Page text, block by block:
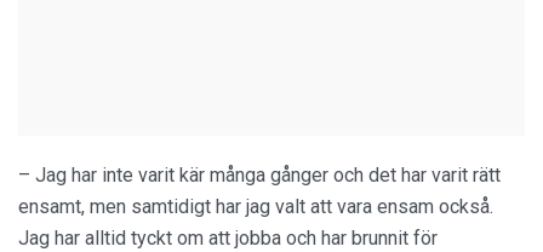
– Jag har inte varit kär många gånger och det har varit rätt
ensamt, men samtidigt har jag valt att vara ensam också.
Jag har alltid tyckt om att jobba och har brunnit för